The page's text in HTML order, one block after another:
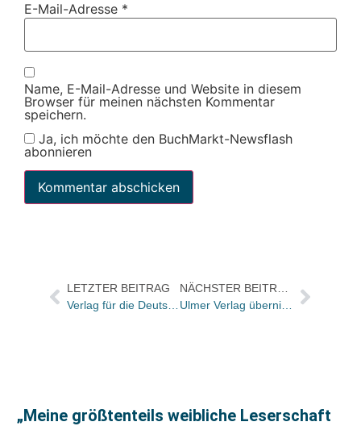
E-Mail-Adresse *
Name, E-Mail-Adresse und Website in diesem
Browser für meinen nächsten Kommentar
speichern.
Ja, ich möchte den BuchMarkt-Newsflash
abonnieren
LETZTER BEITRAG
Verlag für die Deutsche Wirtschaft AG wächst weiter
„Meine größtenteils weibliche Leserschaft